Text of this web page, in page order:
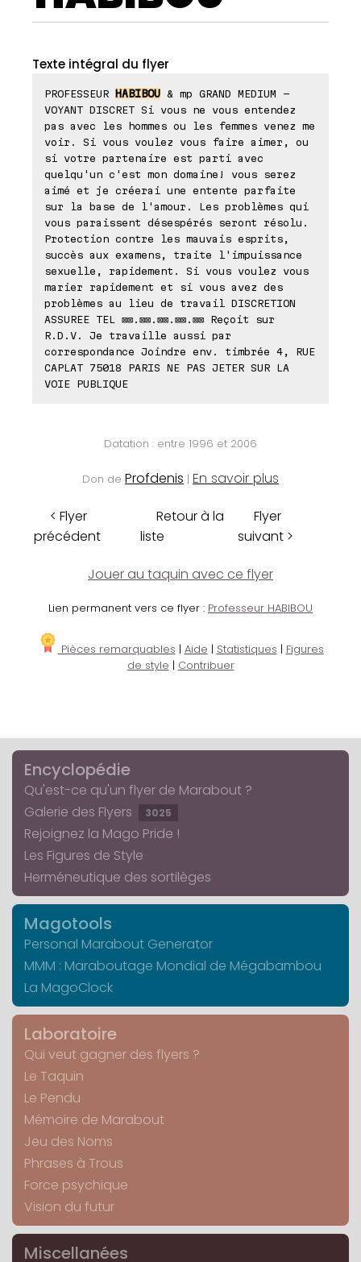
Texte intégral du flyer
PROFESSEUR HABIBOU & mp GRAND MEDIUM -
VOYANT DISCRET Si vous ne vous entendez
pas avec les hommes ou les femmes venez me
voir. Si vous voulez vous faire aimer, ou
si votre partenaire est parti avec
quelqu'un c'est mon domaine! vous serez
aimé et je créerai une entente parfaite
sur la base de l'amour. Les problèmes qui
vous paraissent désespérés seront résolu.
Protection contre les mauvais esprits,
succès aux examens, traite l'impuissance
sexuelle, rapidement. Si vous voulez vous
marier rapidement et si vous avez des
problèmes au lieu de travail DISCRETION
ASSUREE TEL ⊠⊠.⊠⊠.⊠⊠.⊠⊠.⊠⊠ Reçoit sur
R.D.V. Je travaille aussi par
correspondance Joindre env. timbrée 4, RUE
CAPLAT 75018 PARIS NE PAS JETER SUR LA
VOIE PUBLIQUE
Datation : entre 1996 et 2006
Don de Profdenis | En savoir plus
< Flyer
précédent
Retour à la
liste
Flyer
suivant >
Jouer au taquin avec ce flyer
Lien permanent vers ce flyer : Professeur HABIBOU
Pièces remarquables | Aide | Statistiques | Figures
de style | Contribuer
Encyclopédie
Qu'est-ce qu'un flyer de Marabout ?
Galerie des Flyers
3025
Rejoignez la Mago Pride !
Les Figures de Style
Herméneutique des sortilèges
Magotools
Personal Marabout Generator
MMM : Maraboutage Mondial de Mégabambou
La MagoClock
Laboratoire
Qui veut gagner des flyers ?
Le Taquin
Le Pendu
Mémoire de Marabout
Jeu des Noms
Phrases à Trous
Force psychique
Vision du futur
Miscellanées